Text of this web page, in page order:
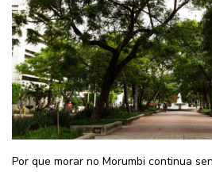
Por que morar no Morumbi continua